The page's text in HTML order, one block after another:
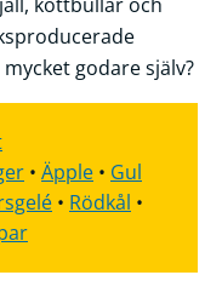
godare själv?
• Äpple • Gul
• Rödkål •